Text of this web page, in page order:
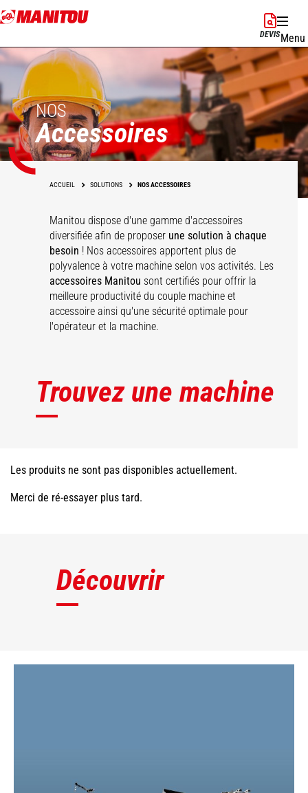
Aller
au
principal
DEVISMenu
NOS
Accessoires
ACCUEIL SOLUTIONS NOS ACCESSOIRES
Manitou dispose d'une gamme d'accessoires
diversifiée afin de proposer une solution à chaque
besoin ! Nos accessoires apportent plus de
polyvalence à votre machine selon vos activités. Les
accessoires Manitou sont certifiés pour offrir la
meilleure productivité du couple machine et
accessoire ainsi qu'une sécurité optimale pour
l'opérateur et la machine.
Trouvez une machine
Les produits ne sont pas disponibles actuellement.
Merci de ré-essayer plus tard.
Découvrir